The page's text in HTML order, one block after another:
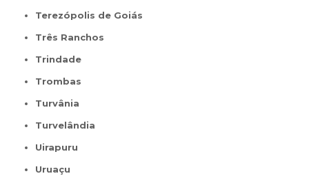
Terezópolis de Goiás
Três Ranchos
Trindade
Trombas
Turvânia
Turvelândia
Uirapuru
Uruaçu